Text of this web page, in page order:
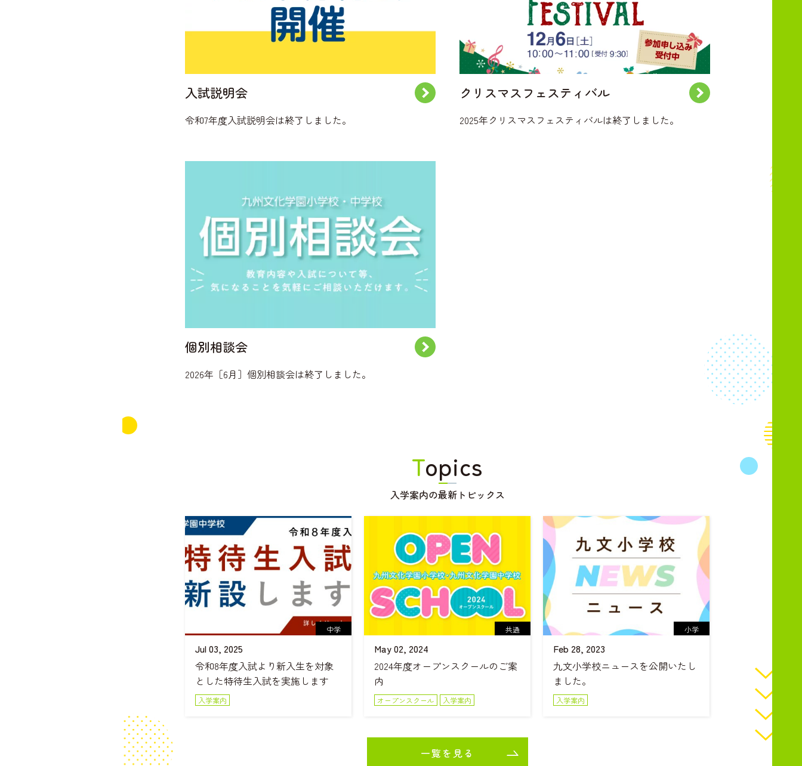
入試説明会
令和7年度入試説明会は終了しました。
クリスマスフェスティバル
2025年クリスマスフェスティバルは終了しました。
個別相談会
2026年［6月］個別相談会は終了しました。
Topics
入学案内の最新トピックス
中学
Jul 03, 2025
令和8年度入試より新入生を対象
とした特待生入試を実施します
入学案内
共通
May 02, 2024
2024年度オープンスクールのご案
内
オープンスクール 入学案内
小学
Feb 28, 2023
九文小学校ニュースを公開いたし
ました。
入学案内
一覧を見る